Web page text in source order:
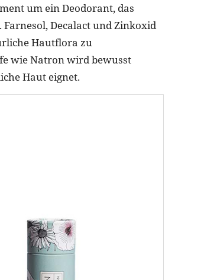
um ein Deodorant, das
Decalact und Zinkoxid
Hautflora zu
wie Natron wird bewusst
Haut eignet.